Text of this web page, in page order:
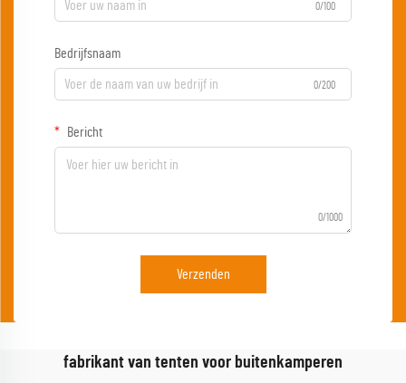
0/100
Bedrijfsnaam
0/200
Bericht
0/1000
Verzenden
fabrikant van tenten voor buitenkamperen